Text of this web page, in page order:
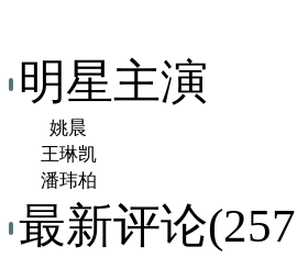
明星主演
姚晨
王琳凯
潘玮柏
最新评论